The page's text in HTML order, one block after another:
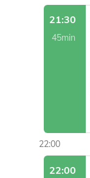
21:30
45min
22:00
22:00